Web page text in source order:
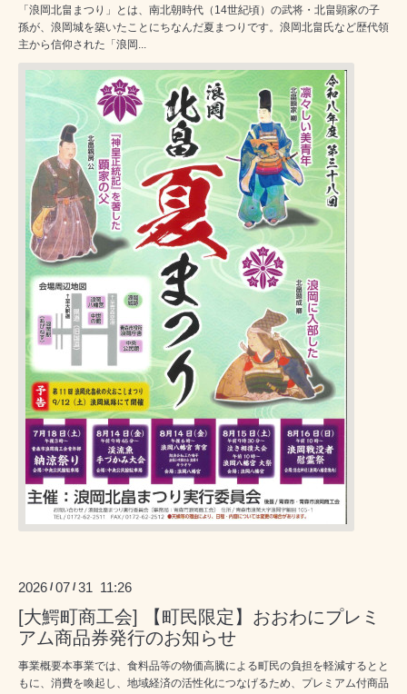
「浪岡北畠まつり」とは、南北朝時代（14世紀頃）の武将・北畠顕家の子
孫が、浪岡城を築いたことにちなんだ夏まつりです。浪岡北畠氏など歴代領
主から信仰された「浪岡...
2026 /07 /31 11:26
[大鰐町商工会] 【町民限定】おおわにプレミ
アム商品券発行のお知らせ
事業概要本事業では、食料品等の物価高騰による町民の負担を軽減するとと
もに、消費を喚起し、地域経済の活性化につなげるため、プレミアム付商品